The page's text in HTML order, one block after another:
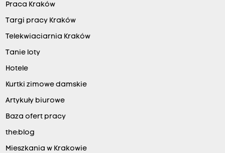
Praca Kraków
Targi pracy Kraków
Telekwiaciarnia Kraków
Tanie loty
Hotele
Kurtki zimowe damskie
Artykuły biurowe
Baza ofert pracy
the:blog
Mieszkania w Krakowie